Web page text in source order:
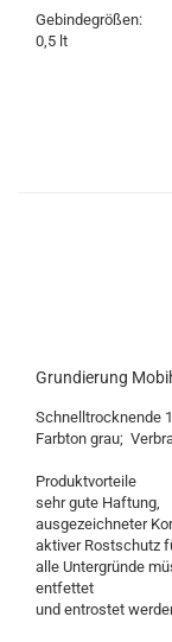
Gebindegrößen:
0,5 lt
Grundierung
Schnelltrocknende
Farbton grau;
Produktvorteile
sehr gute Haftung,
ausgezeichneter
aktiver Rostschutz
alle Untergründe
entfettet
und entrostet